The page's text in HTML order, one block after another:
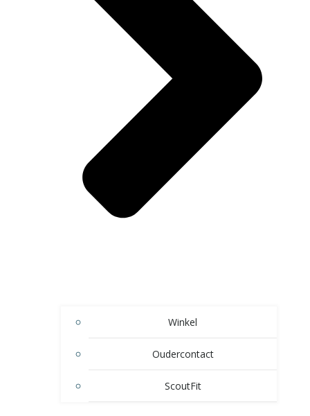
Winkel
Oudercontact
ScoutFit